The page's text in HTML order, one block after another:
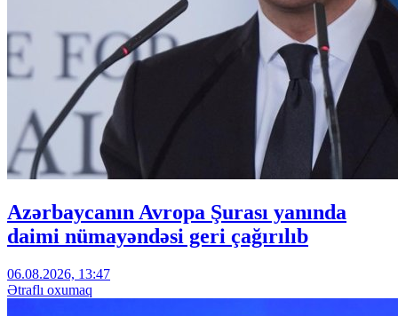
Azərbaycanın Avropa Şurası yanında
daimi nümayəndəsi geri çağırılıb
06.08.2026, 13:47
Ətraflı oxumaq